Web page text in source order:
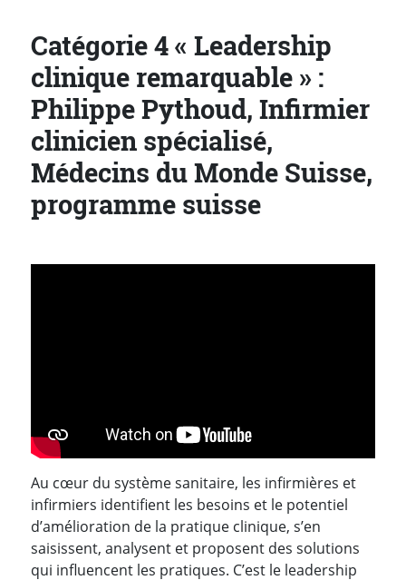
Catégorie 4 « Leadership
clinique remarquable » :
Philippe Pythoud, Infirmier
clinicien spécialisé,
Médecins du Monde Suisse,
programme suisse
Au cœur du système sanitaire, les infirmières et
infirmiers identifient les besoins et le potentiel
d’amélioration de la pratique clinique, s’en
saisissent, analysent et proposent des solutions
qui influencent les pratiques. C’est le leadership